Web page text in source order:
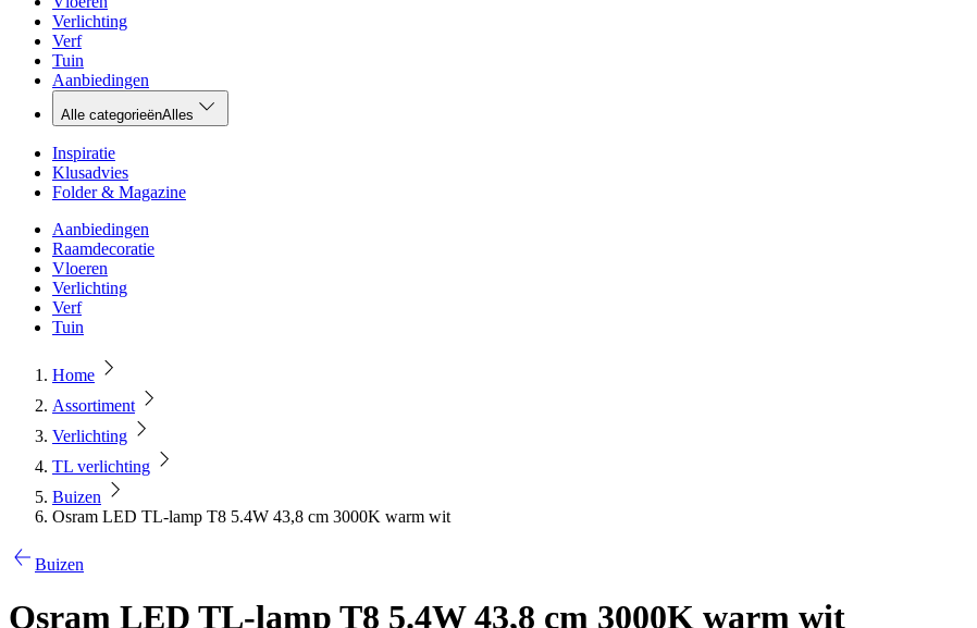
Verlichting
Verf
Tuin
Aanbiedingen
Alle categorieënAlles
Inspiratie
Klusadvies
Folder & Magazine
Aanbiedingen
Raamdecoratie
Vloeren
Verlichting
Verf
Tuin
Home
Assortiment
Verlichting
TL verlichting
Buizen
Osram LED TL-lamp T8 5.4W 43,8 cm 3000K warm wit
Buizen
Osram LED TL-lamp T8 5.4W 43,8 cm 3000K warm wit